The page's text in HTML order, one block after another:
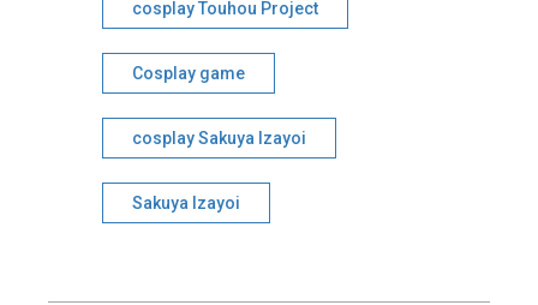
cosplay Touhou Project
Cosplay game
cosplay Sakuya Izayoi
Sakuya Izayoi